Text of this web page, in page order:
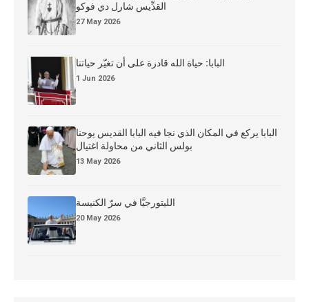
القدِّيس شارل دي فوكو
27 May 2026
البابا: حياة الله قادرة على أن تغيّر حياتنا
1 Jun 2026
البابا يركع في المكان الذي نجا فيه البابا القديس يوحنا
بولس الثاني من محاولة اغتيال
13 May 2026
الليتورجيَّا في سرّ الكنيسة
20 May 2026